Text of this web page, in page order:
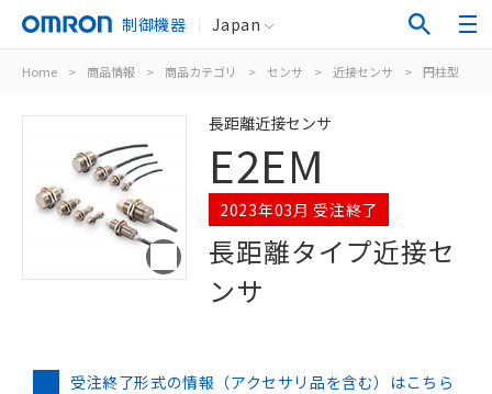
制御機器 Japan
Home > 商品情報 > 商品カテゴリ > センサ > 近接センサ > 円柱型
長距離近接センサ
E2EM
2023年03月 受注終了
長距離タイプ近接セ
ンサ
受注終了形式の情報（アクセサリ品を含む）はこちら